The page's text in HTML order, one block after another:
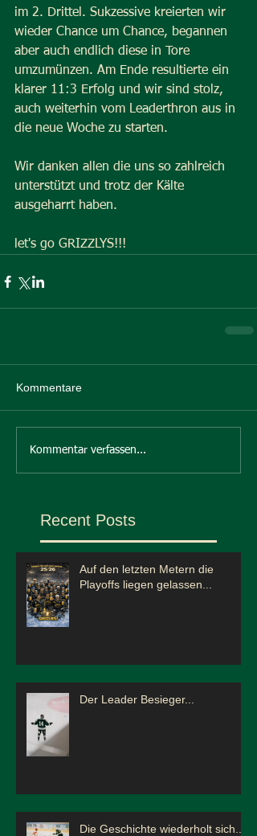
im 2. Drittel. Sukzessive kreierten wir
wieder Chance um Chance, begannen
aber auch endlich diese in Tore
umzumünzen. Am Ende resultierte ein
klarer 11:3 Erfolg und wir sind stolz,
auch weiterhin vom Leaderthron aus in
die neue Woche zu starten.
Wir danken allen die uns so zahlreich
unterstützt und trotz der Kälte
ausgeharrt haben.
let's go GRIZZLYS!!!
Kommentare
Kommentar verfassen...
Recent Posts
Auf den letzten Metern die
Playoffs liegen gelassen...
Der Leader Besieger...
Die Geschichte wiederholt sich...